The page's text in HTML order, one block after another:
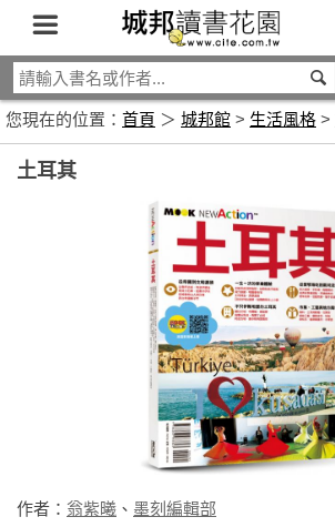
您現在的位置： 首頁 ＞ 城邦館 > 生活風格 >
土耳其
作者： 翁紫曦 、 墨刻編輯部